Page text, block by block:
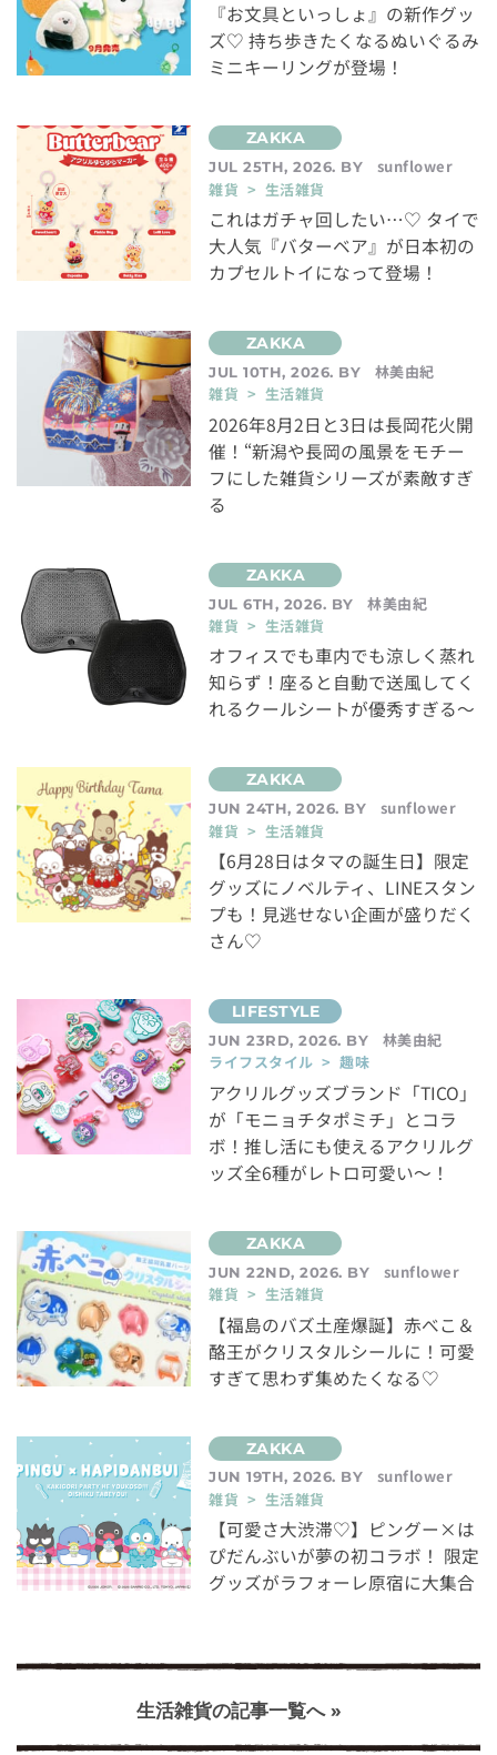
『お文具といっしょ』の新作グッ
ズ♡ 持ち歩きたくなるぬいぐるみ
ミニキーリングが登場！
JUL 25TH, 2026. BY
sunflower
雑貨 > 生活雑貨
これはガチャ回したい…♡ タイで
大人気『バターベア』が日本初の
カプセルトイになって登場！
JUL 10TH, 2026. BY
林美由紀
雑貨 > 生活雑貨
2026年8月2日と3日は長岡花火開
催！“新潟や長岡の風景をモチー
フにした雑貨シリーズが素敵すぎ
る
JUL 6TH, 2026. BY
林美由紀
雑貨 > 生活雑貨
オフィスでも車内でも涼しく蒸れ
知らず！座ると自動で送風してく
れるクールシートが優秀すぎる～
JUN 24TH, 2026. BY
sunflower
雑貨 > 生活雑貨
【6月28日はタマの誕生日】限定
グッズにノベルティ、LINEスタン
プも！見逃せない企画が盛りだく
さん♡
JUN 23RD, 2026. BY
林美由紀
ライフスタイル > 趣味
アクリルグッズブランド「TICO」
が「モニョチタポミチ」とコラ
ボ！推し活にも使えるアクリルグ
ッズ全6種がレトロ可愛い～！
JUN 22ND, 2026. BY
sunflower
雑貨 > 生活雑貨
【福島のバズ土産爆誕】赤べこ＆
酪王がクリスタルシールに！可愛
すぎて思わず集めたくなる♡
JUN 19TH, 2026. BY
sunflower
雑貨 > 生活雑貨
【可愛さ大渋滞♡】ピングー×は
ぴだんぶいが夢の初コラボ！ 限定
グッズがラフォーレ原宿に大集合
生活雑貨の記事一覧へ »